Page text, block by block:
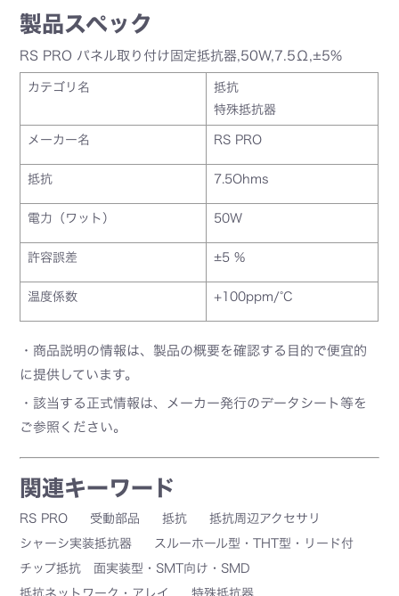
製品スペック
RS PRO パネル取り付け固定抵抗器,50W,7.5Ω,±5%
カテゴリ名
抵抗
特殊抵抗器
メーカー名 RS PRO
抵抗 7.5Ohms
電力（ワット） 50W
許容誤差 ±5 %
温度係数 +100ppm/°C
・商品説明の情報は、製品の概要を確認する目的で便宜的
に提供しています。
・該当する正式情報は、メーカー発行のデータシート等を
ご参照ください。
関連キーワード
RS PRO 受動部品 抵抗
抵抗周辺アクセサリ
シャーシ実装抵抗器
スルーホール型・THT型・リード付
チップ抵抗 面実装型・SMT向け・SMD
抵抗ネットワーク・アレイ
特殊抵抗器